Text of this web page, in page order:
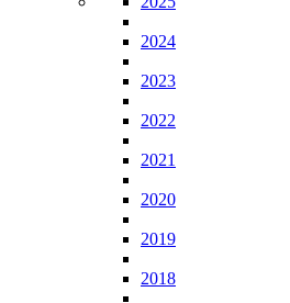
2024
2023
2022
2021
2020
2019
2018